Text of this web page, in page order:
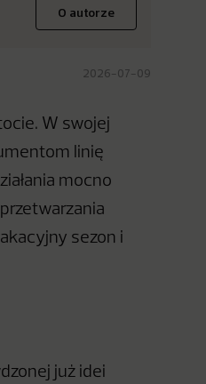
O autorze
2026-07-09
W swojej
linię
mocno
sezon i
już idei